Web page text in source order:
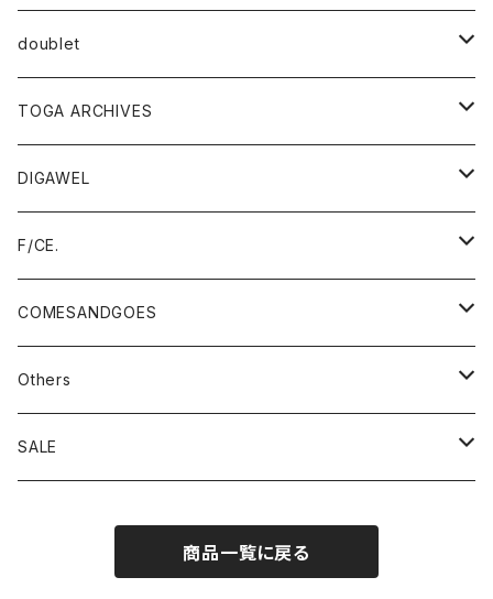
outer
tops
pants
accessory
doublet
outer
tops
pants
accessory
bag
shoes
TOGA ARCHIVES
TOGA VIRILIS
outer
tops
TOGA TOO
outer
tops
TOGA×SUICOKE
TOGA×SUBU
TOGA×UMBRO
DIGAWEL
outer
tops
pants
accessory
F/CE.
outer
tops
pants
COMESANDGOES
cap
knit
Others
Champion (TTA、MADE IN USA)
CHICSTOCKS
SALE
商品一覧に戻る